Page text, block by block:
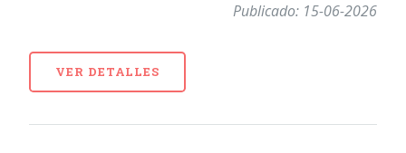
Publicado: 15-06-2026
VER DETALLES